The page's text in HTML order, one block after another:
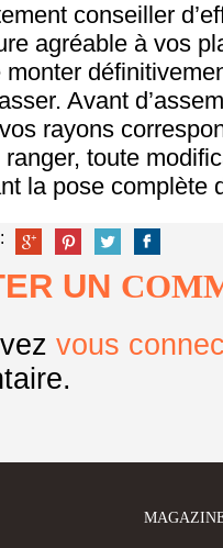
conseiller
agréable à vos
monter
Avant
rayons
ranger, toute
la pose complète
UN
vous